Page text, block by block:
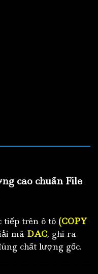
cao chuẩn File
tiếp trên ô tô (COPY
mã DAC, ghi ra
chất lượng gốc.